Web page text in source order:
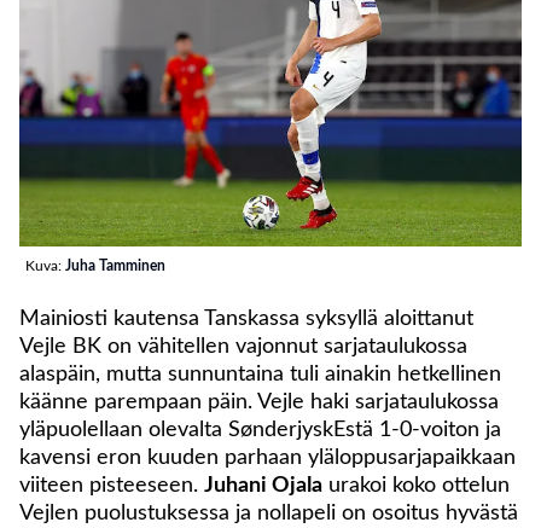
Kuva: Juha Tamminen
Mainiosti kautensa Tanskassa syksyllä aloittanut
Vejle BK on vähitellen vajonnut sarjataulukossa
alaspäin, mutta sunnuntaina tuli ainakin hetkellinen
käänne parempaan päin. Vejle haki sarjataulukossa
yläpuolellaan olevalta SønderjyskEstä 1-0-voiton ja
kavensi eron kuuden parhaan yläloppusarjapaikkaan
viiteen pisteeseen. Juhani Ojala urakoi koko ottelun
Vejlen puolustuksessa ja nollapeli on osoitus hyvästä